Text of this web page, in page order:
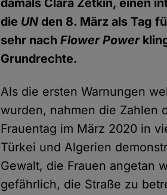
damals Clara Zetkin, einen
die UN den 8. März als Tag
sehr nachFlower Power
Grundrechte.
Als die ersten Warnungen
wurden, nahmen die Zahlen
Frauentag im März 2020 in
Türkei und Algerien
Gewalt, die Frauen angetan
gefährlich, die Straße zu